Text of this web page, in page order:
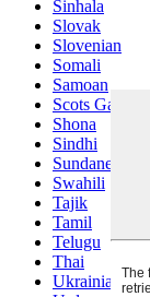
Sinhala
Slovak
Slovenian
Somali
Samoan
Scots Gaelic
Shona
Sindhi
Sundanese
Swahili
Tajik
Tamil
Telugu
Thai
Ukrainian